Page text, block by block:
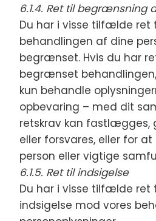
6.1.4. Ret til begrænsning
Du har i visse tilfælde ret
behandlingen af dine
begrænset. Hvis du har
begrænset
kun behandle
opbevaring – med dit
retskrav kan
eller forsvares, eller for
person eller vigtige
6.1.5. Ret til indsigelse
Du har i visse tilfælde ret
indsigelse mod vores